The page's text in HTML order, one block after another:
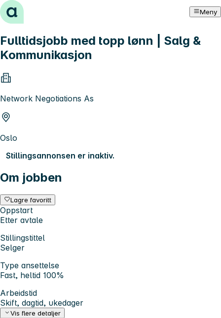
Hopp til innhold Meny
Fulltidsjobb med topp lønn | Salg &
Kommunikasjon
Network Negotiations As
Oslo
Stillingsannonsen er inaktiv.
Om jobben
Lagre favoritt
Oppstart
Etter avtale
Stillingstittel
Selger
Type ansettelse
Fast, heltid 100%
Arbeidstid
Skift, dagtid, ukedager
Vis flere detaljer